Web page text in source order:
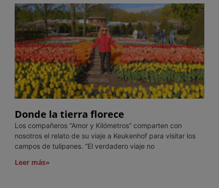
Donde la tierra florece
Los compañeros “Amor y Kilómetros” comparten con
nosotros el relato de su viaje a Keukenhof para visitar los
campos de tulipanes. “El verdadero viaje no
Leer más»